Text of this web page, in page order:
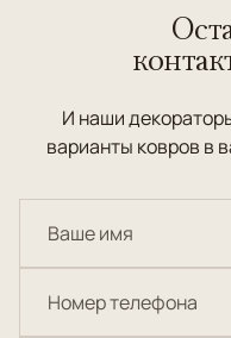
И наши
варианты ковров в